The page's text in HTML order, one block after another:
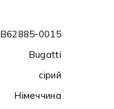
B62885-0015
Bugatti
сірий
Німеччина